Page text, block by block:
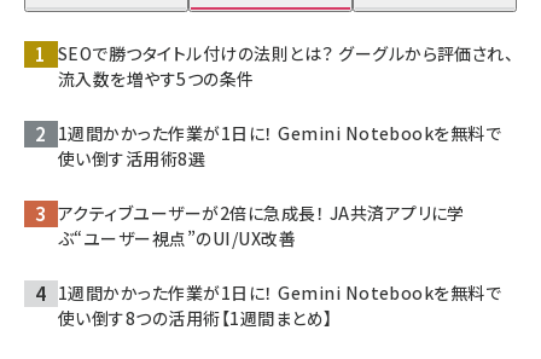
SEOで勝つタイトル付けの法則とは？ グーグルから評価され、
流入数を増やす5つの条件
1週間かかった作業が1日に！ Gemini Notebookを無料で
使い倒す活用術8選
アクティブユーザーが2倍に急成長！ JA共済アプリに学
ぶ“ユーザー視点”のUI/UX改善
1週間かかった作業が1日に！ Gemini Notebookを無料で
使い倒す8つの活用術【1週間まとめ】